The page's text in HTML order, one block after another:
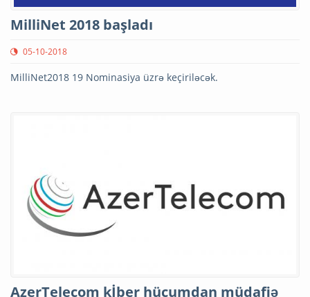
MilliNet 2018 başladı
05-10-2018
MilliNet2018 19 Nominasiya üzrə keçiriləcək.
AzerTelecom kİber hücumdan müdafiə